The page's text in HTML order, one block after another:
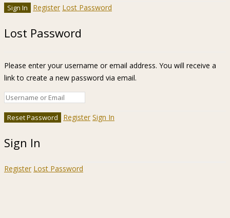
Register Lost Password
Lost Password
Please enter your username or email address. You will receive a
link to create a new password via email.
Register Sign In
Sign In
Register Lost Password